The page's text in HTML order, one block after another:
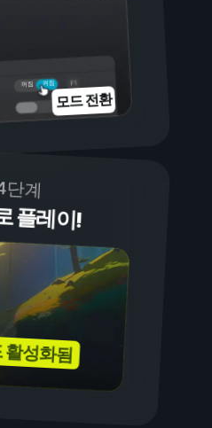
켜짐
꺼짐
모드 전환
단계
플레이!
성화됨